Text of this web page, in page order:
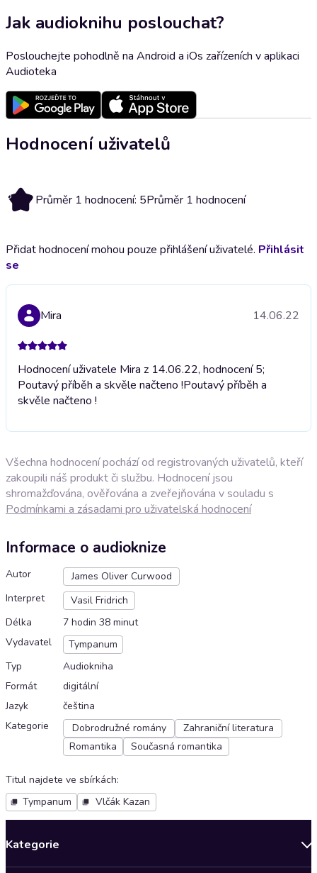
Jak audioknihu poslouchat?
Poslouchejte pohodlně na Android a iOs zařízeních v aplikaci
Audioteka
Hodnocení uživatelů
5 Průměr 1 hodnocení: 5Průměr 1 hodnocení
Přidat hodnocení mohou pouze přihlášení uživatelé. Přihlásit
se
Mira 14.06.22
Hodnocení uživatele Mira z 14.06.22, hodnocení 5;
Poutavý příběh a skvěle načteno !Poutavý příběh a
skvěle načteno !
Všechna hodnocení pochází od registrovaných uživatelů, kteří
zakoupili náš produkt či službu. Hodnocení jsou
shromažďována, ověřována a zveřejňována v souladu s
Podmínkami a zásadami pro uživatelská hodnocení
Informace o audioknize
Autor
James Oliver Curwood
Interpret
Vasil Fridrich
Délka
7 hodin 38 minut
Vydavatel
Tympanum
Typ
Audiokniha
Formát
digitální
Jazyk
čeština
Kategorie
Dobrodružné romány
Zahraniční literatura
Romantika
Současná romantika
Titul najdete ve sbírkách:
Tympanum
Vlčák Kazan
Kategorie